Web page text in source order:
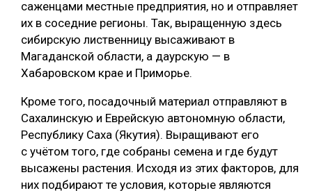
саженцами местные предприятия, но и отправляет
их в соседние регионы. Так, выращенную здесь
сибирскую лиственницу высаживают в
Магаданской области, а даурскую — в
Хабаровском крае и Приморье.
Кроме того, посадочный материал отправляют в
Сахалинскую и Еврейскую автономную области,
Республику Саха (Якутия). Выращивают его
с учётом того, где собраны семена и где будут
высажены растения. Исходя из этих факторов, для
них подбирают те условия, которые являются